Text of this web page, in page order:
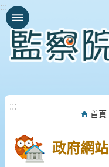
跳到主要內容區塊
:::
:::
首頁
政府網